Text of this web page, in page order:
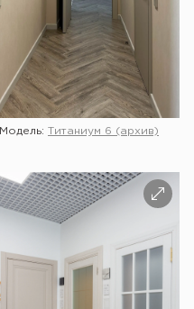
Модель: Титаниум 6 (архив)